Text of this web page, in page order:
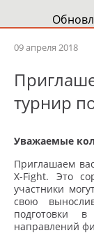
09 апреля 2018
турнир
Уважаемые
Приглашаем
X-Fight. Это
участники
свою
подготовки
направлений